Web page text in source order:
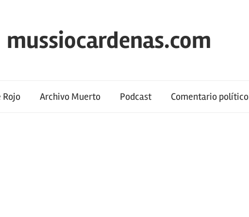
mussiocardenas.com
Archivo Muerto Podcast Comentario político